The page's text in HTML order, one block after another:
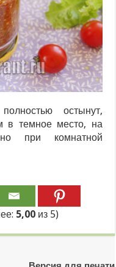
остынут,
в темное место, на
при комнатной
5,00 из 5)